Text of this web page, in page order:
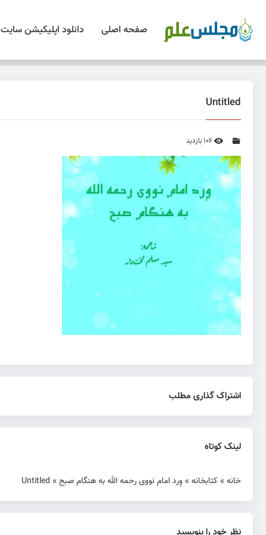
صفحه اصلی دانلود اپلیکیشن سایت
Untitled
اشتراک گذاری مطلب
لینک کوتاه
خانه» کتابخانه» وِرد امام نووی رحمه الله به هنگام صبح»
Untitled